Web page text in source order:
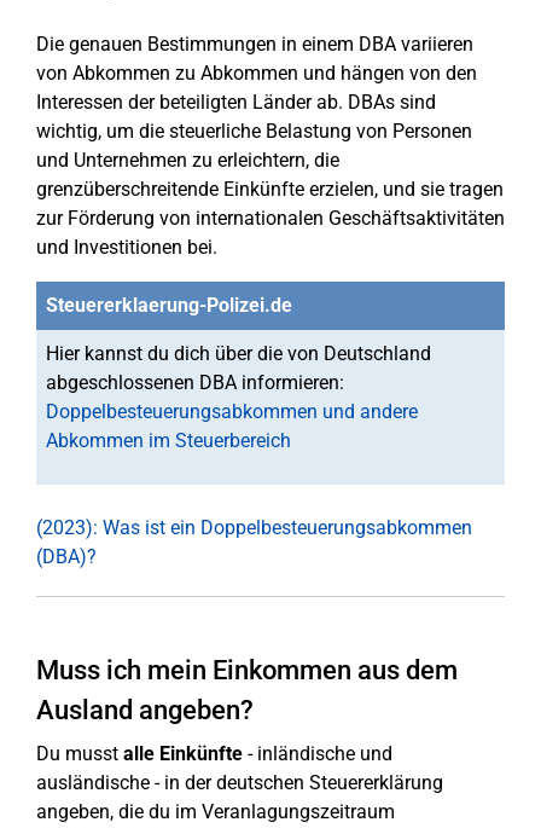
Die genauen Bestimmungen in einem DBA variieren
von Abkommen zu Abkommen und hängen von den
Interessen der beteiligten Länder ab. DBAs sind
wichtig, um die steuerliche Belastung von Personen
und Unternehmen zu erleichtern, die
grenzüberschreitende Einkünfte erzielen, und sie tragen
zur Förderung von internationalen Geschäftsaktivitäten
und Investitionen bei.
Steuererklaerung-Polizei.de
Hier kannst du dich über die von Deutschland
abgeschlossenen DBA informieren:
Doppelbesteuerungsabkommen und andere
Abkommen im Steuerbereich
(2023): Was ist ein Doppelbesteuerungsabkommen
(DBA)?
Muss ich mein Einkommen aus dem
Ausland angeben?
Du musst alle Einkünfte - inländische und
ausländische - in der deutschen Steuererklärung
angeben, die du im Veranlagungszeitraum